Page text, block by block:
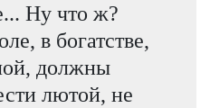
Ну что ж?
в богатстве,
должны
лютой, не